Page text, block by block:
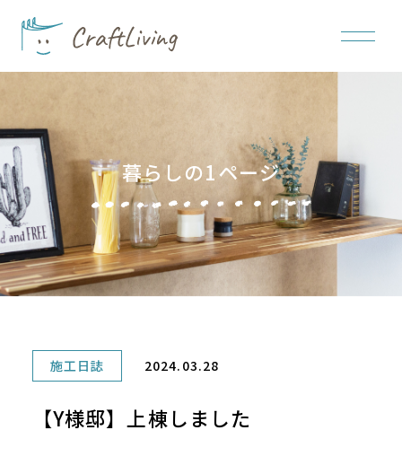
暮らしの1ページ
施工日誌 2024.03.28
【Y様邸】上棟しました